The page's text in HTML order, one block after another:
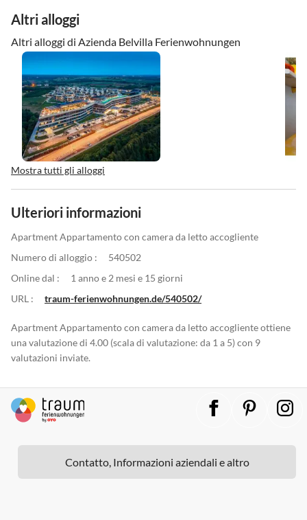
Altri alloggi
Altri alloggi di Azienda Belvilla Ferienwohnungen
Mostra tutti gli alloggi
Ulteriori informazioni
Apartment Appartamento con camera da letto accogliente
Numero di alloggio :
540502
Online dal :
1 anno e 2 mesi e 15 giorni
URL :
traum-ferienwohnungen.de/540502/
Apartment Appartamento con camera da letto accogliente ottiene
una valutazione di 4.00 (scala di valutazione: da 1 a 5) con 9
valutazioni inviate.
Contatto, Informazioni aziendali e altro